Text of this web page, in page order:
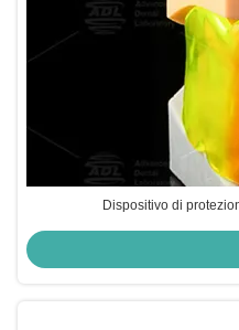
Dispositivo di